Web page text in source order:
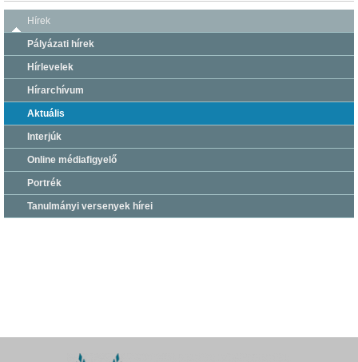
Hírek
Pályázati hírek
Hírlevelek
Hírarchívum
Aktuális
Interjúk
Online médiafigyelő
Portrék
Tanulmányi versenyek hírei